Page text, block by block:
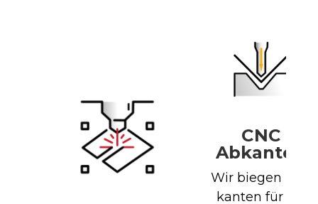
CNC
Abkanten
Wir biegen und
kanten für Sie